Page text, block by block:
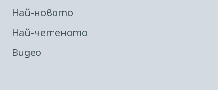
Най-новото
Най-четеното
Видео